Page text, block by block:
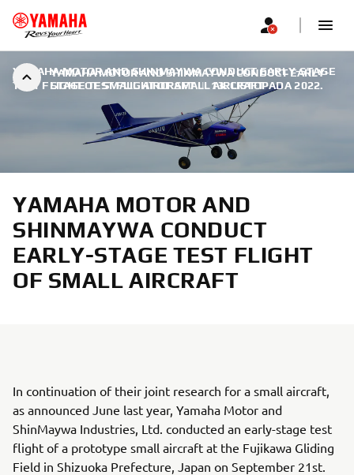
YAMAHA MOTOR AND SHINMAYWA CONDUCT EARLY-
STAGE TEST FLIGHT OF SMALL AIRCRAFT
YAMAHA MOTOR AND SHINMAYWA CONDUCT EARLY-STAGE
TEST FLIGHT OF SMALL AIRCRAFT | 13. LISTOPADA 2022.
YAMAHA MOTOR AND
SHINMAYWA CONDUCT
EARLY-STAGE TEST FLIGHT
OF SMALL AIRCRAFT
In continuation of their joint research for a small aircraft,
as announced June last year, Yamaha Motor and
ShinMaywa Industries, Ltd. conducted an early-stage test
flight of a prototype small aircraft at the Fujikawa Gliding
Field in Shizuoka Prefecture, Japan on September 21st.